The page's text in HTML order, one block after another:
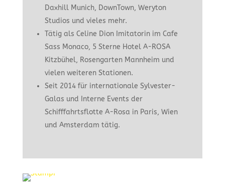
Daxhill Munich, DownTown, Weryton
Studios und vieles mehr.
Tätig als Celine Dion Imitatorin im Cafe
Sass Monaco, 5 Sterne Hotel A-ROSA
Kitzbühel, Rosengarten Mannheim und
vielen weiteren Stationen.
Seit 2014 für internationale Sylvester-
Galas und Interne Events der
Schifffahrtsflotte A-Rosa in Paris, Wien
und Amsterdam tätig.